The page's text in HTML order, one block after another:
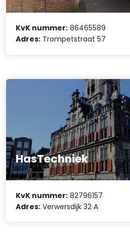
KvK nummer: 86465589
Adres: Trompetstraat 57
HasTechniek
KvK nummer: 82796157
Adres: Verwersdijk 32 A